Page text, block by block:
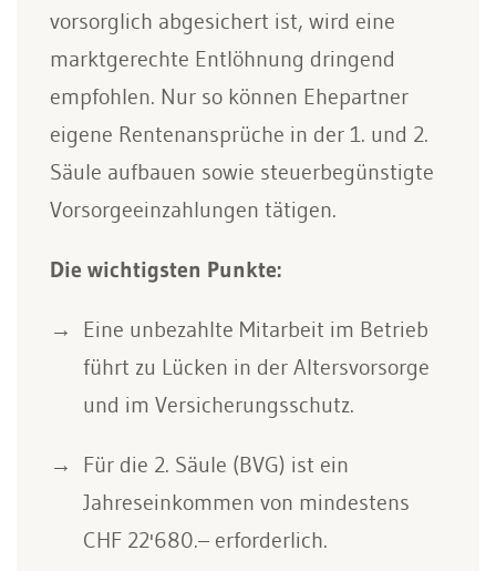
vorsorglich abgesichert ist, wird eine
marktgerechte Entlöhnung dringend
empfohlen. Nur so können Ehepartner
eigene Rentenansprüche in der 1. und 2.
Säule aufbauen sowie steuerbegünstigte
Vorsorgeeinzahlungen tätigen.
Die wichtigsten Punkte:
Eine unbezahlte Mitarbeit im Betrieb
führt zu Lücken in der Altersvorsorge
und im Versicherungsschutz.
Für die 2. Säule (BVG) ist ein
Jahreseinkommen von mindestens
CHF 22'680.– erforderlich.